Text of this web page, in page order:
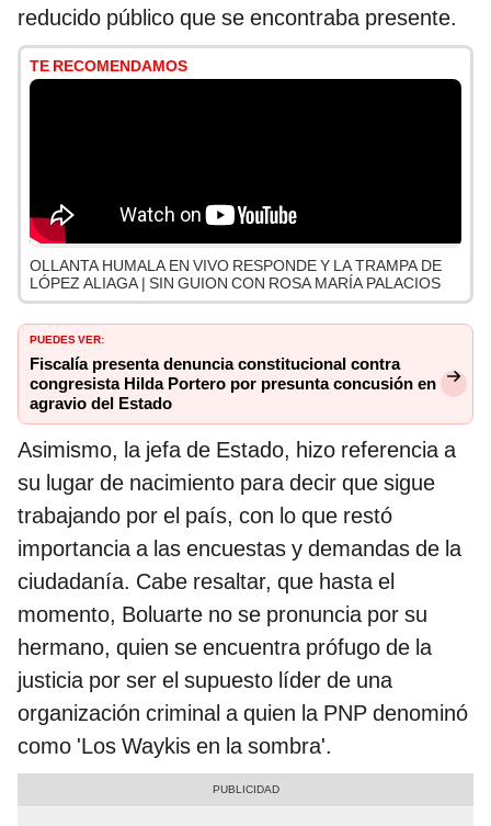
reducido público que se encontraba presente.
TE RECOMENDAMOS
OLLANTA HUMALA EN VIVO RESPONDE Y LA TRAMPA DE
LÓPEZ ALIAGA | SIN GUION CON ROSA MARÍA PALACIOS
PUEDES VER:
Fiscalía presenta denuncia constitucional contra
congresista Hilda Portero por presunta concusión en
agravio del Estado
Asimismo, la jefa de Estado, hizo referencia a
su lugar de nacimiento para decir que sigue
trabajando por el país, con lo que restó
importancia a las encuestas y demandas de la
ciudadanía. Cabe resaltar, que hasta el
momento, Boluarte no se pronuncia por su
hermano, quien se encuentra prófugo de la
justicia por ser el supuesto líder de una
organización criminal a quien la PNP denominó
como 'Los Waykis en la sombra'.